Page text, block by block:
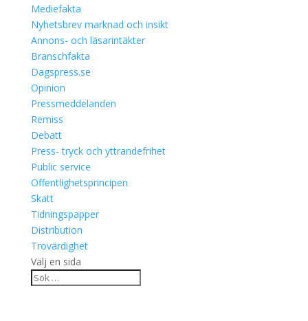
Mediefakta
Nyhetsbrev marknad och insikt
Annons- och läsarintäkter
Branschfakta
Dagspress.se
Opinion
Pressmeddelanden
Remiss
Debatt
Press- tryck och yttrandefrihet
Public service
Offentlighetsprincipen
Skatt
Tidningspapper
Distribution
Trovärdighet
Välj en sida